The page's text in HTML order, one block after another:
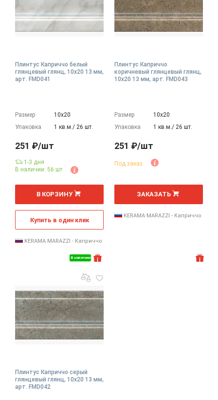
Плинтус Каприччо белый
глянцевый глянц, 10x20 13 мм,
арт. FMD041
Размер
10х20
Упаковка
1 кв.м./ 26 шт.
В наличии
251 ₽/шт
1-3 дня
В наличии: 56 шт
шт
В КОРЗИНУ
Купить в один клик
KERAMA MARAZZI - Каприччо
Плинтус Каприччо
коричневый глянцевый глянц,
10x20 13 мм, арт. FMD043
Размер
10х20
Упаковка
1 кв.м./ 26 шт.
251 ₽/шт
Под заказ
шт
ЗАКАЗАТЬ
KERAMA MARAZZI - Каприччо
Плинтус Каприччо серый
глянцевый глянц, 10x20 13 мм,
арт. FMD042